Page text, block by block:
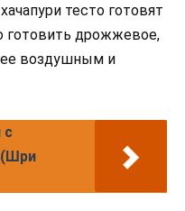
тесто готовят
готовить дрожжевое,
воздушным и
с
(Шри